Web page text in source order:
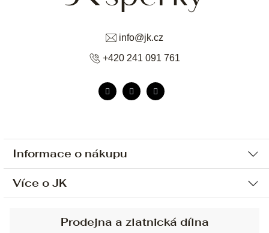
Informace o nákupu
Ochrana osobních údajů
Sjednání osobní schůzky
Více o JK
info@jk.cz
+420 241 091 761
Prodejna a zlatnická dílna